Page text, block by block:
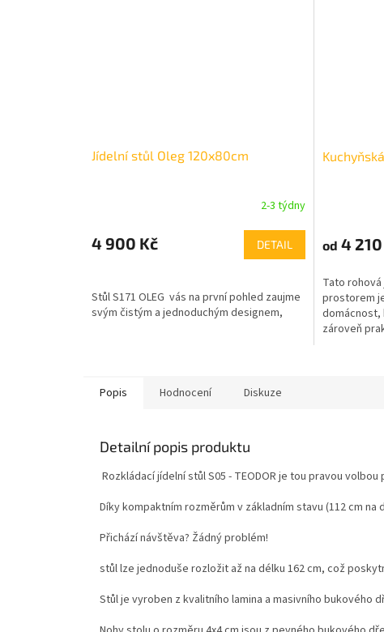
Jídelní stůl Oleg 120x80cm
2-3 týdny
4 900 Kč DETAIL
Stůl S171 OLEG vás na první pohled zaujme
svým čistým a jednoduchým designem,
od 4
Tato
prostorem
domácnost,
zároveň
Popis Hodnocení Diskuze
Detailní popis produktu
Rozkládací jídelní stůl S05 - TEODOR je tou pravou
Díky kompaktním rozměrům v základním stavu (112 cm
Přichází návštěva? Žádný problém!
stůl lze jednoduše rozložit až na délku 162 cm, což
Stůl je vyroben z kvalitního lamina a masivního bukového